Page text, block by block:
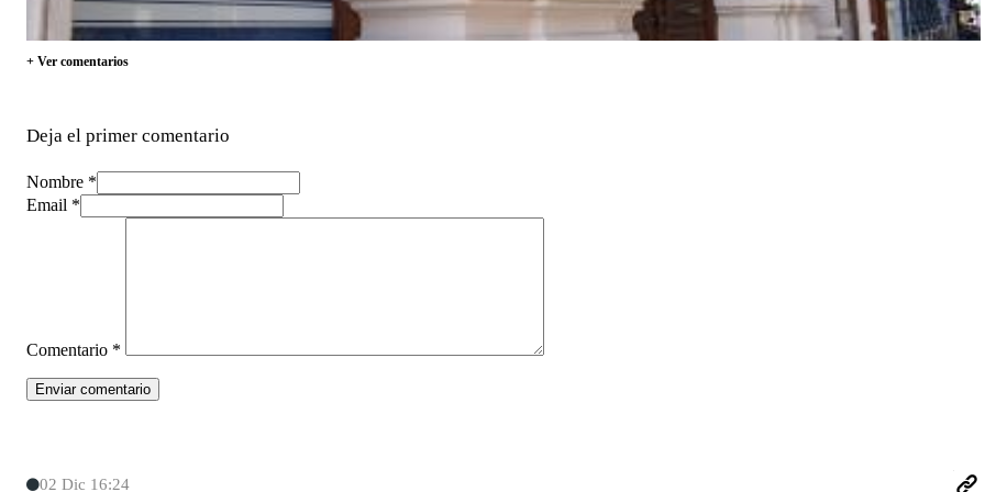
+ Ver comentarios
Deja el primer comentario
Nombre *
Email *
Comentario *
02 Dic 16:24